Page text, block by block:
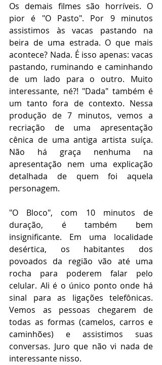
Os demais filmes são horríveis. O
pior é "O Pasto". Por 9 minutos
assistimos às vacas pastando na
beira de uma estrada. O que mais
acontece? Nada. É isso apenas: vacas
pastando, ruminando e caminhando
de um lado para o outro. Muito
interessante, né?! "Dada" também é
um tanto fora de contexto. Nessa
produção de 7 minutos, vemos a
recriação de uma apresentação
cênica de uma antiga artista suíça.
Não há graça nenhuma na
apresentação nem uma explicação
detalhada de quem foi aquela
personagem.
"O Bloco", com 10 minutos de
duração, é também bem
insignificante. Em uma localidade
desértica, os habitantes dos
povoados da região vão até uma
rocha para poderem falar pelo
celular. Ali é o único ponto onde há
sinal para as ligações telefônicas.
Vemos as pessoas chegarem de
todas as formas (camelos, carros e
caminhões) e assistimos suas
conversas. Juro que não vi nada de
interessante nisso.